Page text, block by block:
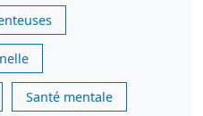
Santé mentale